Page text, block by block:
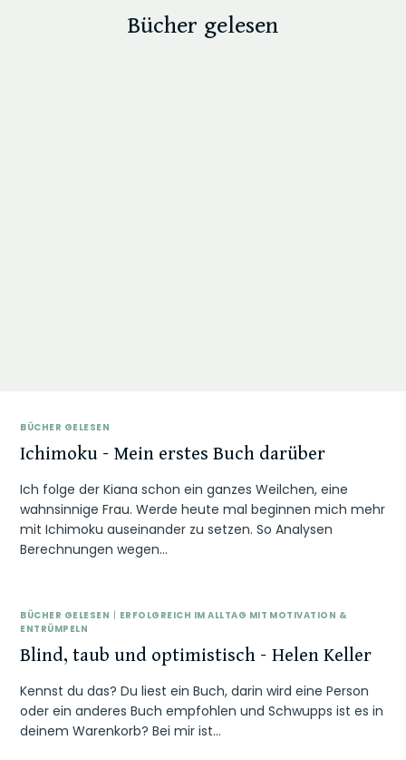
Bücher gelesen
BÜCHER GELESEN
Ichimoku – Mein erstes Buch darüber
Ich folge der Kiana schon ein ganzes Weilchen, eine
wahnsinnige Frau. Werde heute mal beginnen mich mehr
mit Ichimoku auseinander zu setzen. So Analysen
Berechnungen wegen…
BÜCHER GELESEN
ERFOLGREICH IM ALLTAG MIT MOTIVATION &
ENTRÜMPELN
Blind, taub und optimistisch – Helen Keller
Kennst du das? Du liest ein Buch, darin wird eine Person
oder ein anderes Buch empfohlen und Schwupps ist es in
deinem Warenkorb? Bei mir ist…